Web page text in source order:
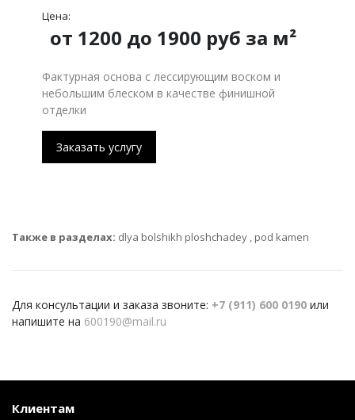
Цена:
от 1200 до 1900 руб за м²
Фактурная основа с лессирующим воском и
небольшим блеском в качестве финишной
отделки
Заказать услугу
Также в разделах: dlya bolshikh ploshchadey , pod kamen
Для консультации и заказа звоните: +7 (911) 600 0190 или
напишите на 600190@mail.ru
Клиентам